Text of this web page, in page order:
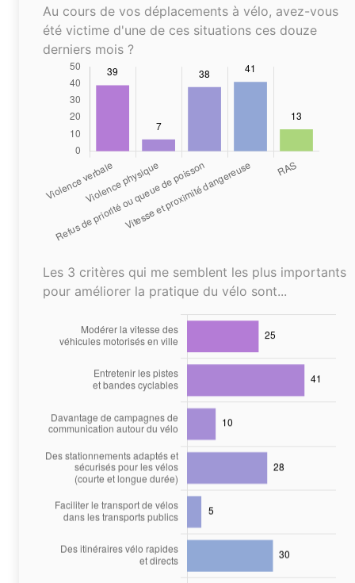
Au cours de vos déplacements à vélo, avez-vous
été victime d'une de ces situations ces douze
derniers mois ?
Les 3 critères qui me semblent les plus importants
pour améliorer la pratique du vélo sont...